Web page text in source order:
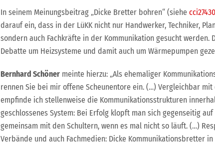
In seinem Meinungsbeitrag „Dicke Bretter bohren“ (siehe
darauf ein, dass in der LüKK nicht nur Handwerker, Techniker,
sondern auch Fachkräfte in der Kommunikation gesucht werden.
Debatte um Heizsysteme und damit auch um Wärmepumpen
Bernhard Schöner meinte hierzu: „Als ehemaliger
rennen Sie bei mir offene Scheunentore ein. (…) Vergleichbar
empfinde ich stellenweise die Kommunikationsstrukturen
geschlossenes System: Bei Erfolg klopft man sich gegenseitig
gemeinsam mit den Schultern, wenn es mal nicht so läuft. (…)
Verbände und auch Fachmedien: Dicke Kommunikationsbretter